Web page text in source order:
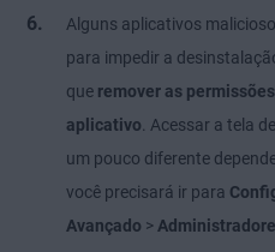
Alguns aplicativos
para impedir a
que remover as
aplicativo. Acessar a tela
um pouco diferente
você precisará ir para
Avançado >